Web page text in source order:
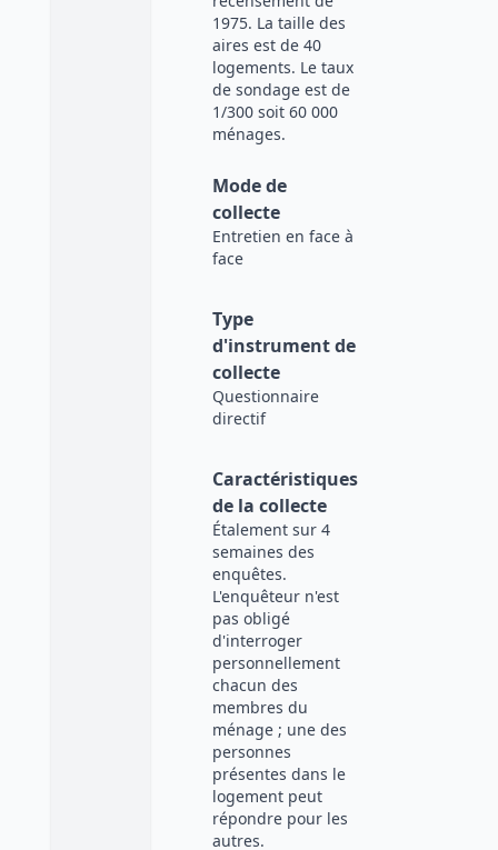
1975. La taille des
aires est de 40
logements. Le taux
de sondage est de
1/300 soit 60 000
ménages.
Mode de
collecte
Entretien en face à
face
Type
d'instrument de
collecte
Questionnaire
directif
Caractéristiques
de la collecte
Étalement sur 4
semaines des
enquêtes.
L'enquêteur n'est
pas obligé
d'interroger
personnellement
chacun des
membres du
ménage ; une des
personnes
présentes dans le
logement peut
répondre pour les
autres.